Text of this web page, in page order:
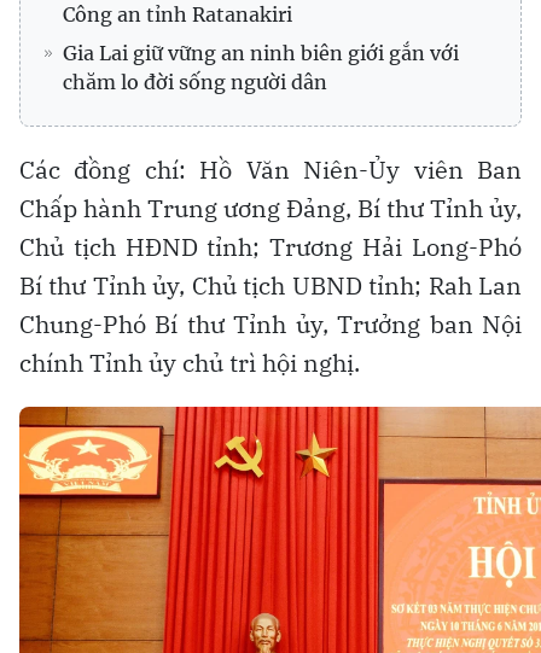
Công an tỉnh Ratanakiri
Gia Lai giữ vững an ninh biên giới gắn với
chăm lo đời sống người dân
Các đồng chí: Hồ Văn Niên-Ủy viên Ban
Chấp hành Trung ương Đảng, Bí thư Tỉnh ủy,
Chủ tịch HĐND tỉnh; Trương Hải Long-Phó
Bí thư Tỉnh ủy, Chủ tịch UBND tỉnh; Rah Lan
Chung-Phó Bí thư Tỉnh ủy, Trưởng ban Nội
chính Tỉnh ủy chủ trì hội nghị.